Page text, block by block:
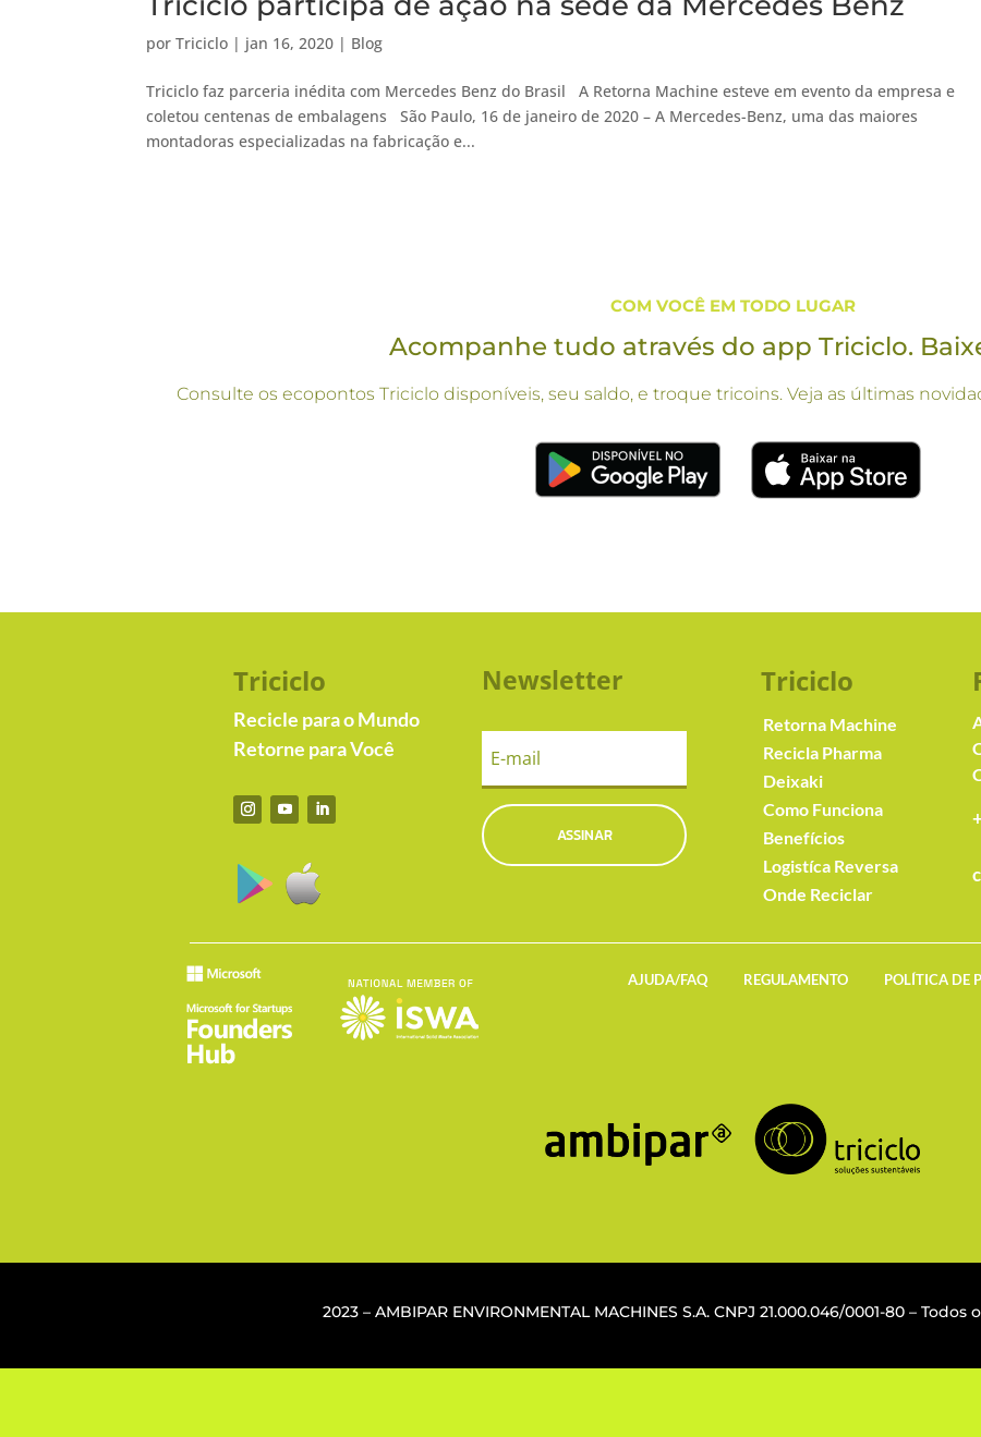
porTriciclo | jan 16, 2020 | Blog
Triciclo faz parceria inédita com Mercedes Benz do Brasil A Retorna Machine esteve em evento da empresa e
coletou centenas de embalagens São Paulo, 16 de janeiro de 2020 – A Mercedes-Benz, uma das maiores
montadoras especializadas na fabricação e...
COM VOCÊ EM TODO LUGAR
Acompanhe tudo através do app Triciclo.
Consulte os ecopontos Triciclo disponíveis, seu saldo, e troque tricoins. Veja as últimas
Triciclo
Recicle para o Mundo
Retorne para Você
Newsletter
ASSINAR
Triciclo
Retorna Machine
Recicla Pharma
Deixaki
Como Funciona
Benefícios
Logistíca Reversa
Onde Reciclar
AJUDA/FAQ REGULAMENTO POLÍTICA DE
2023 – AMBIPAR ENVIRONMENTAL MACHINES S.A. CNPJ 21.000.046/0001-80– Todos